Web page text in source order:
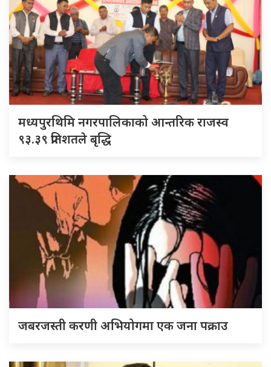
मध्यपुरथिमि नगरपालिकाको आन्तरिक राजस्व
९३.३९ प्रतिशतले बृद्धि
जबरजस्ती करणी अभियोगमा एक जना पक्राउ